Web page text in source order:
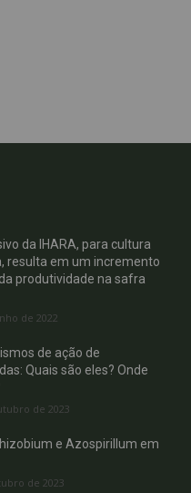
da IHARA, para cultura
resulta em um incremento
produtividade na safra
de 2022
de ação de
Quais são eles? Onde
de 2023
e Azospirillum em
de 2023